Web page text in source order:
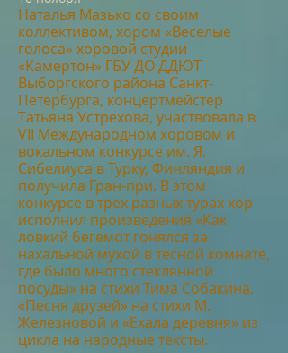
Наталья Мазько со своим
коллективом, хором «Веселые
голоса» хоровой студии
«Камертон» ГБУ ДО ДДЮТ
Выборгского района Санкт-
Петербурга, концертмейстер
Татьяна Устрехова, участвовала в
VII Международном хоровом и
вокальном конкурсе им. Я.
Сибелиуса в Турку, Финляндия и
получила Гран-при. В этом
конкурсе в трех разных турах хор
исполнил произведения «Как
ловкий бегемот гонялся за
нахальной мухой в тесной комнате,
где было много стеклянной
посуды» на стихи Тима Собакина,
«Песня друзей» на стихи М.
Железновой и «Ехала деревня» из
цикла на народные тексты.